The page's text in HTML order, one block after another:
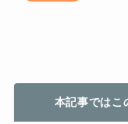
本記事ではこ